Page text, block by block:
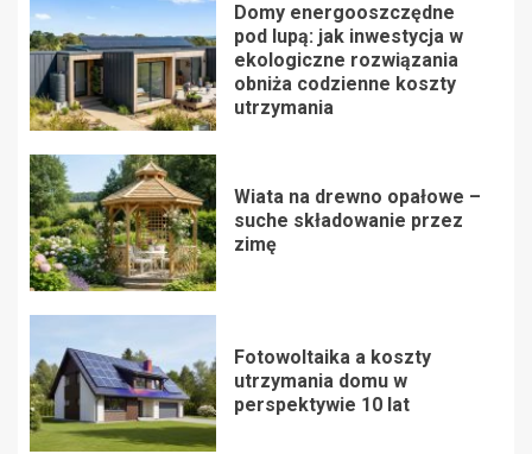
Domy energooszczędne
pod lupą: jak inwestycja w
ekologiczne rozwiązania
obniża codzienne koszty
utrzymania
Wiata na drewno opałowe –
suche składowanie przez
zimę
Fotowoltaika a koszty
utrzymania domu w
perspektywie 10 lat